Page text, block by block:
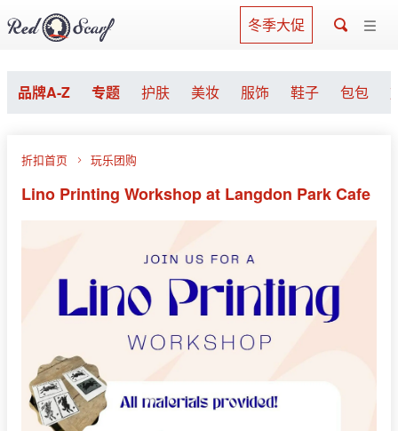
冬季大促
品牌A-Z 专题 护肤 美妆 服饰 鞋子 包包
折扣首页 玩乐团购
Lino Printing Workshop at Langdon Park Cafe